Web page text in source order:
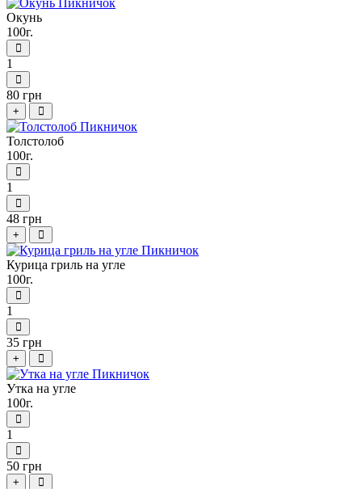
Окунь
100г.
1
80 грн
+
Толстолоб
100г.
1
48 грн
+
Курица гриль на угле
100г.
1
35 грн
+
Утка на угле
100г.
1
50 грн
+